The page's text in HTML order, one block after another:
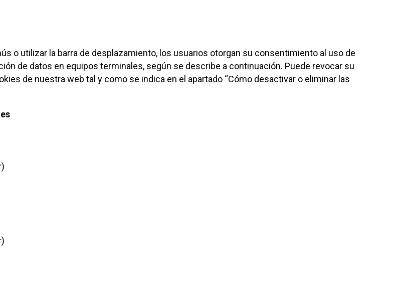
o utilizar la barra de desplazamiento, los usuarios otorgan su consentimiento al uso de
de datos en equipos terminales, según se describe a continuación. Puede revocar su
de nuestra web tal y como se indica en el apartado “Cómo desactivar o eliminar las